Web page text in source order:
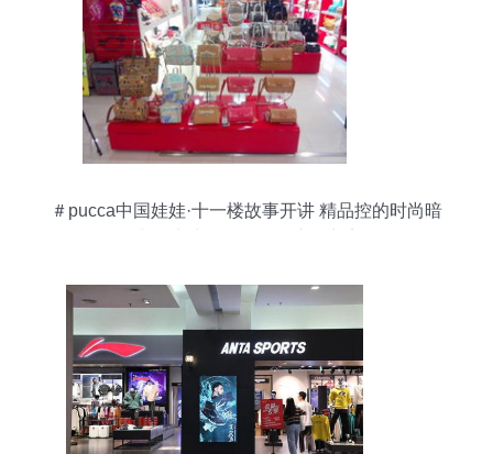
＃pucca中国娃娃·十一楼故事开讲 精品控的时尚暗